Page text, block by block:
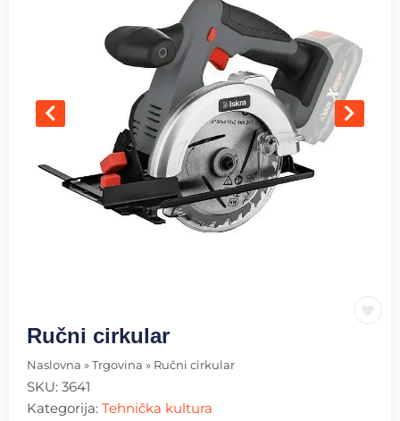
Ručni cirkular
Naslovna » Trgovina » Ručni cirkular
SKU: 3641
Kategorija: Tehnička kultura